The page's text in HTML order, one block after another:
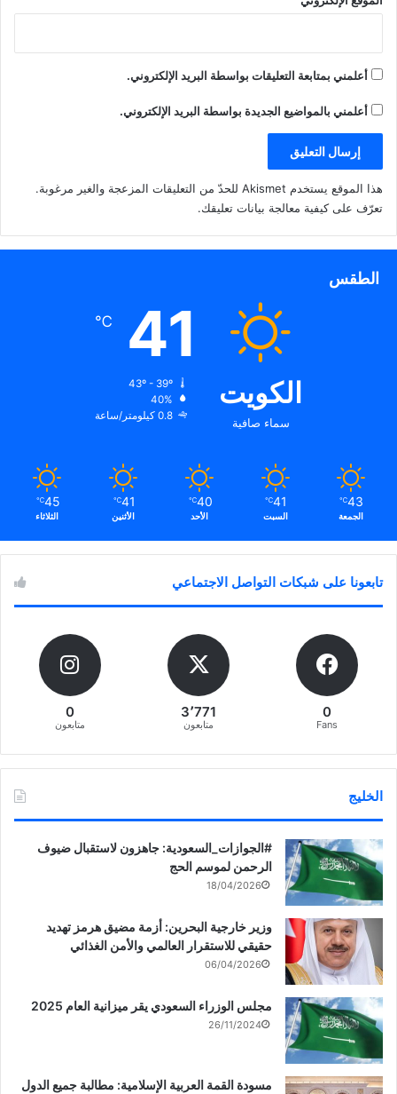
أعلمني بمتابعة التعليقات بواسطة البريد الإلكتروني.
أعلمني بالمواضيع الجديدة بواسطة البريد الإلكتروني.
هذا الموقع يستخدم Akismet للحدّ من التعليقات المزعجة والغير مرغوبة.
تعرّف على كيفية معالجة بيانات تعليقك.
الطقس
الكويت
سماء صافية
41
℃
40%
0.8 كيلومتر/ساعة
43
℃
الجمعة
41
℃
السبت
40
℃
الأحد
41
℃
الأثنين
45
℃
الثلاثاء
تابعونا على شبكات التواصل الاجتماعي
0
Fans
3٬771
متابعون
0
متابعون
الخليج
‏‎#الجوازات_السعودية: جاهزون لاستقبال ضيوف
الرحمن لموسم الحج
18/04/2026
وزير خارجية البحرين: أزمة مضيق هرمز تهديد
حقيقي للاستقرار العالمي والأمن الغذائي
06/04/2026
مجلس الوزراء السعودي يقر ميزانية العام 2025
26/11/2024
مسودة القمة العربية الإسلامية: مطالبة جميع الدول